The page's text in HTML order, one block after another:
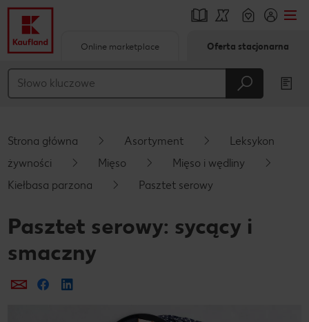
Główna treść
Pływający pasek boczny
Online marketplace Oferta stacjonarna
Strona główna Asortyment
Leksykon
żywności
Mięso
Mięso i wędliny
Kiełbasa parzona
Pasztet serowy
Pasztet serowy: sycący i
smaczny
Prześlij e-mailem
Udostępnij na Facebooku